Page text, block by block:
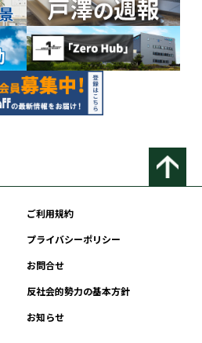
ご利用規約
プライバシーポリシー
お問合せ
反社会的勢力の基本方針
お知らせ